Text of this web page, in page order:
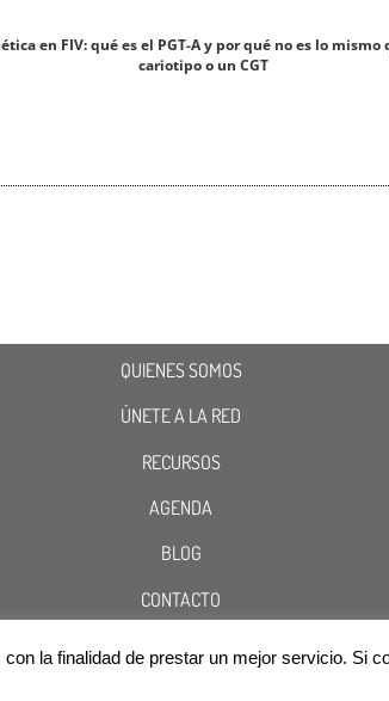
en FIV: qué es el PGT-A y por qué no es lo mismo
cariotipo o un CGT
QUIENES SOMOS
ÚNETE A LA RED
RECURSOS
AGENDA
BLOG
CONTACTO
Cookies Aviso Legal Política de Privacidad
la finalidad de prestar un mejor servicio. Si